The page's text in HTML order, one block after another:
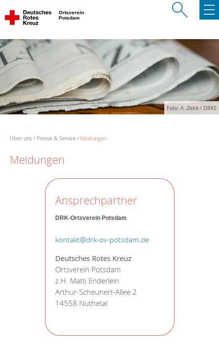
Ortsverein
Potsdam
Foto: A. Zelck / DRKS
Über uns Presse & Service Meldungen
Meldungen
Ansprechpartner
DRK-Ortsverein Potsdam
kontakt@drk-ov-potsdam.de
Deutsches Rotes Kreuz
Ortsverein Potsdam
z.H. Matti Enderlein
Arthur-Scheunert-Allee 2
14558 Nuthetal